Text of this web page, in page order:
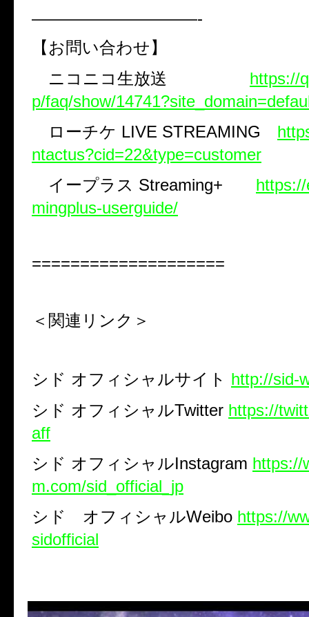
——————————-
【お問い合わせ】
ニコニコ生放送 https://
p/faq/show/
ローチケ LIVE STREAMING
ntactus?cid=22&type=customer
イープラス Streaming+
mingplus-userguide/
====================
＜関連リンク＞
シド オフィシャルサイト http://sid-
シド オフィシャルTwitter https://
aff
シド オフィシャルInstagram https://
m.com/sid_official_jp
シド オフィシャルWeibo https://
sidofficial